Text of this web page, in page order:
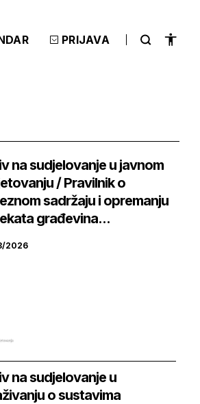
PRIJAVA
na sudjelovanje u javnom
/ Pravilnik o
sadržaju i opremanju
građevina...
2026
na sudjelovanje u
o sustavima